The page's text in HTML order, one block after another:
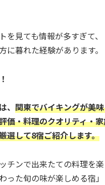
を見ても情報が多すぎて
に暮れた経験があります。
、 関東でバイキングが美
価・料理のクオリティ・
選して8宿ご紹介します。
ッチンで出来たての料理を
った旬の味が楽しめる宿